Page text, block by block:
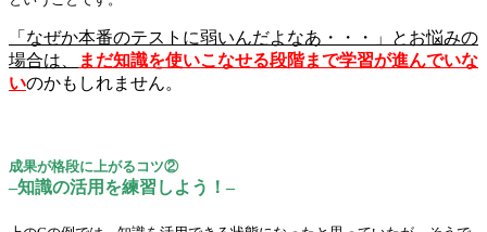
「なぜか本番のテストに弱いんだよなあ・・・」とお悩みの
場合は、
まだ知識を使いこなせる段階まで学習が進んでいな
いのかもしれません。
成果が格段に上がるコツ②
–知識の活用を練習しよう！–